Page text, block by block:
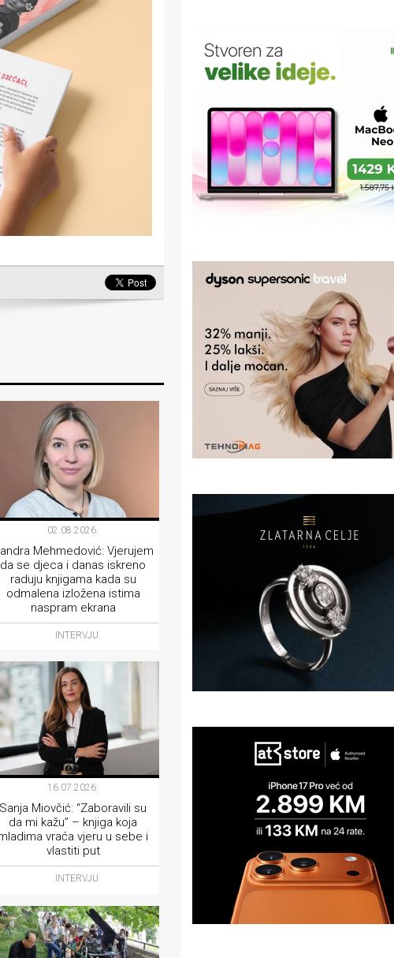
02.08.2026.
Mehmedović: Vjerujem
da se djeca i danas iskreno
raduju knjigama kada su
odmalena izložena istima
naspram ekrana
INTERVJU
16.07.2026.
Sanja Miovčić: “Zaboravili su
da mi kažu” – knjiga koja
vraća vjeru u sebe i
vlastiti put
INTERVJU